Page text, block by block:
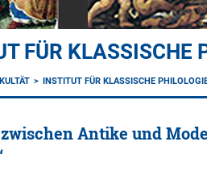
FÜR KLASSISCHE
INSTITUT FÜR KLASSISCHE
zwischen Antike und